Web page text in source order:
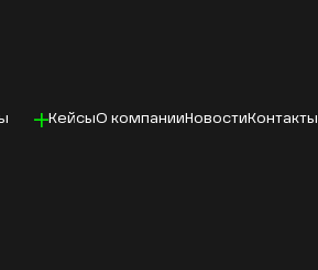
КейсыО компании Новости Контакты